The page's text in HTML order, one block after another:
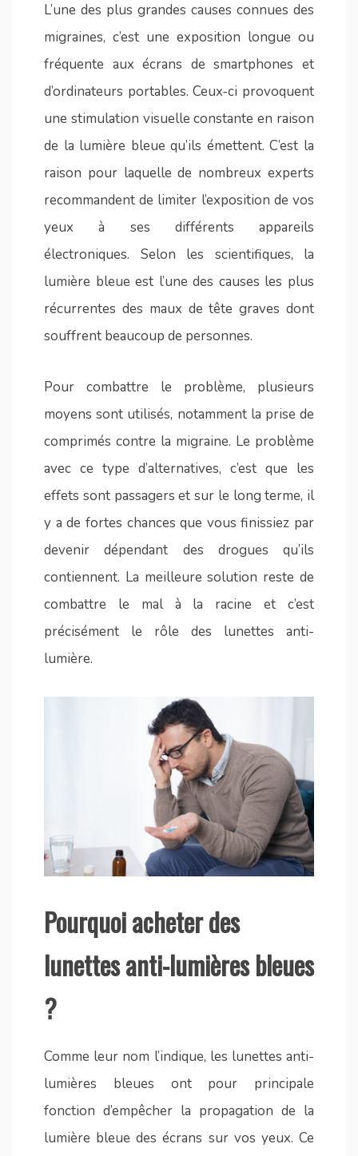
L’une des plus grandes causes connues des
migraines, c’est une exposition longue ou
fréquente aux écrans de smartphones et
d’ordinateurs portables. Ceux-ci provoquent
une stimulation visuelle constante en raison
de la lumière bleue qu’ils émettent. C’est la
raison pour laquelle de nombreux experts
recommandent de limiter l’exposition de vos
yeux à ses différents appareils
électroniques. Selon les scientifiques, la
lumière bleue est l’une des causes les plus
récurrentes des maux de tête graves dont
souffrent beaucoup de personnes.
Pour combattre le problème, plusieurs
moyens sont utilisés, notamment la prise de
comprimés contre la migraine. Le problème
avec ce type d’alternatives, c’est que les
effets sont passagers et sur le long terme, il
y a de fortes chances que vous finissiez par
devenir dépendant des drogues qu’ils
contiennent. La meilleure solution reste de
combattre le mal à la racine et c’est
précisément le rôle des lunettes anti-
lumière.
Pourquoi acheter des
lunettes anti-lumières bleues
?
Comme leur nom l’indique, les lunettes anti-
lumières bleues ont pour principale
fonction d’empêcher la propagation de la
lumière bleue des écrans sur vos yeux. Ce